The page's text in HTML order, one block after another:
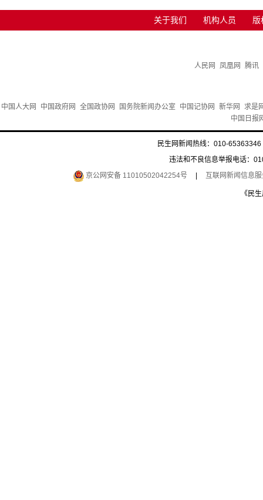
关于我们 机构人员 版
人民网 凤凰网 腾讯
中国人大网 中国政府网 全国政协网 国务院新闻办公室 中国记协网 新华网
求是
中国日报
民生网新闻热线：010-
违法和不良信息举报电话：
京公网安备 11010502042254号
互联网新闻信息
《民